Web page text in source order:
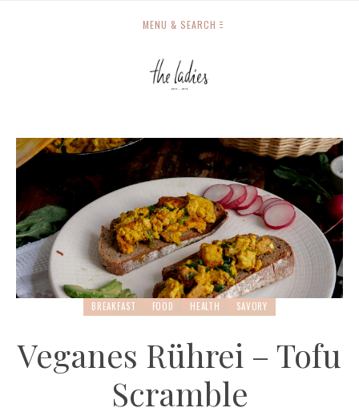
MENU & SEARCH
BREAKFAST FOOD HEALTH SAVORY
Veganes Rührei – Tofu
Scramble